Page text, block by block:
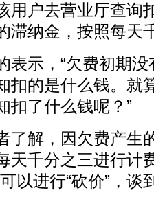
户去营业厅查询
滞纳金，按照每天
示，“欠费初期没
扣的是什么钱。就
扣了什么钱呢？”
解，因欠费产生
天千分之三进行计
以进行“砍价”，